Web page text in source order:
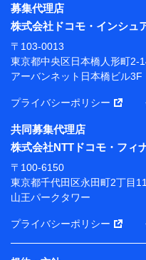
東京都中央区日本橋人
本橋ビル 3F
長 吉村 忠義
※ 当社および株式会社
ソナルデータ憲章」に定
※ パーソナルデータダ
管理」の設定状態にか
ります。
※ dポイントクラブ会員
月11日以降、一度もdポ
がないお客さまに限る）
前に取得した個人デー
募集代理店
株式会社ドコモ・インシュ
〒103-0013
東京都中央区日本橋人形町2-
アーバンネット日本橋ビル3F
プライバシーポリシー
共同募集代理店
株式会社NTTドコモ・フィ
〒100-6150
東京都千代田区永田町2丁目
山王パークタワー
プライバシーポリシー